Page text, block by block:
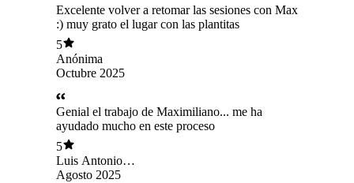
Excelente volver a retomar las sesiones con Max
:) muy grato el lugar con las plantitas
5
Anónima
Octubre 2025
Genial el trabajo de Maximiliano... me ha
ayudado mucho en este proceso
5
Luis Antonio
Contreras Neira
Agosto 2025